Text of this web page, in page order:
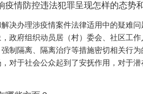
情防控违法犯罪呈现怎样的态势
决办理涉疫情案件法律适用中的疑难问
政府组织动员居（村）委会、社区工
制隔离、隔离治疗等措施密切相关行
对于社会公众起到了安抚作用，对于